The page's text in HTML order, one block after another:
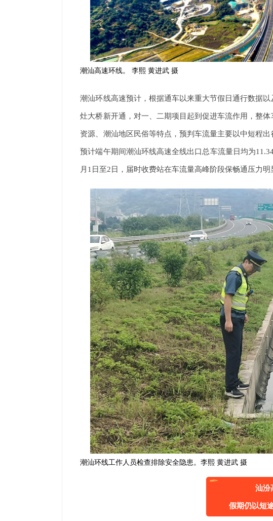
潮汕高速环线。 李熙 黄进武 摄
潮汕环线高速预计，根据通车以来重大节假日通行数据
灶大桥新开通，对一、二期项目起到促进车流作用，整
资源、潮汕地区民俗等特点，预判车流量主要以中短程
预计端午期间潮汕环线高速全线出口总车流量日均为
月1日至2日，届时收费站在车流量高峰阶段保畅通压力明
潮汕环线工作人员检查排除安全隐患。李熙 黄进武 摄
汕汾
假期仍以短